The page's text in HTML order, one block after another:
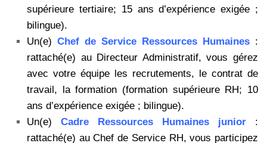
supérieure tertiaire; 15 ans d’expérience exigée ;
bilingue).
Un(e) Chef de Service Ressources Humaines :
rattaché(e) au Directeur Administratif, vous gérez
avec votre équipe les recrutements, le contrat de
travail, la formation (formation supérieure RH; 10
ans d’expérience exigée ; bilingue).
Un(e) Cadre Ressources Humaines junior :
rattaché(e) au Chef de Service RH, vous participez